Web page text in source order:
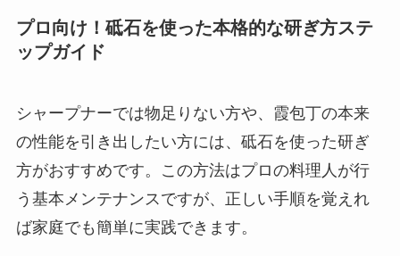
プロ向け！砥石を使った本格的な研ぎ方ステ
ップガイド
シャープナーでは物足りない方や、霞包丁の本来
の性能を引き出したい方には、砥石を使った研ぎ
方がおすすめです。この方法はプロの料理人が行
う基本メンテナンスですが、正しい手順を覚えれ
ば家庭でも簡単に実践できます。